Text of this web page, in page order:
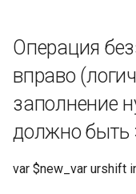
Операция
вправо
заполнение
должно быть
var $new_var urshift